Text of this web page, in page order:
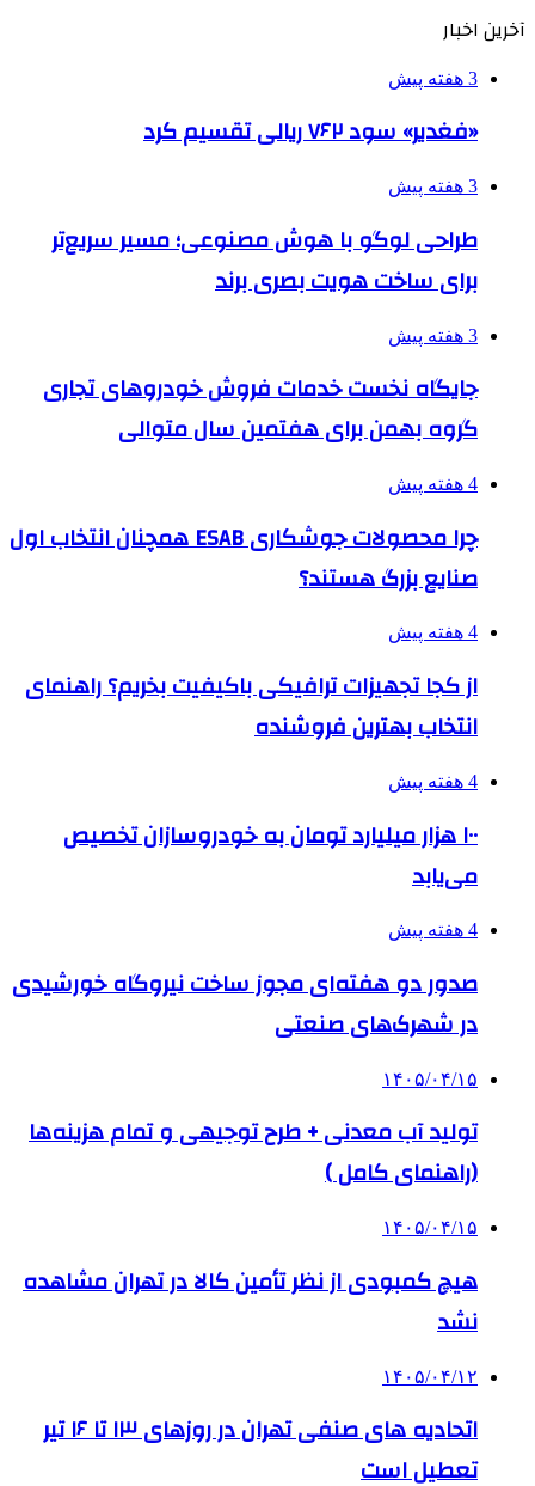
آخرین اخبار
3 هفته پیش
«فغدیر» سود ۷۶۲ ریالی تقسیم کرد
3 هفته پیش
طراحی لوگو با هوش مصنوعی؛ مسیر سریع‌تر
برای ساخت هویت بصری برند
3 هفته پیش
جایگاه نخست خدمات فروش خودروهای تجاری
گروه بهمن برای هفتمین سال متوالی
4 هفته پیش
چرا محصولات جوشکاری ESAB همچنان انتخاب اول
صنایع بزرگ هستند؟
4 هفته پیش
از کجا تجهیزات ترافیکی باکیفیت بخریم؟ راهنمای
انتخاب بهترین فروشنده
4 هفته پیش
۱۰۰ هزار میلیارد تومان به خودروسازان تخصیص
می‌یابد
4 هفته پیش
صدور دو هفته‌ای مجوز ساخت نیروگاه خورشیدی
در شهرک‌های صنعتی
۱۴۰۵/۰۴/۱۵
تولید آب معدنی + طرح توجیهی و تمام هزینه‌ها
(راهنمای کامل )
۱۴۰۵/۰۴/۱۵
هیچ کمبودی از نظر تأمین کالا در تهران مشاهده
نشد
۱۴۰۵/۰۴/۱۲
اتحادیه های صنفی تهران در روزهای ۱۳ تا ۱۶ تیر
تعطیل است